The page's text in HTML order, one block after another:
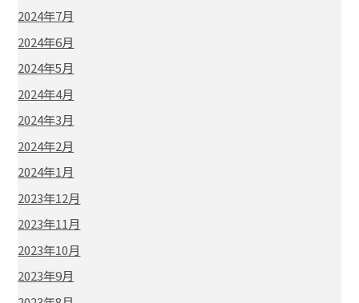
2024年7月
2024年6月
2024年5月
2024年4月
2024年3月
2024年2月
2024年1月
2023年12月
2023年11月
2023年10月
2023年9月